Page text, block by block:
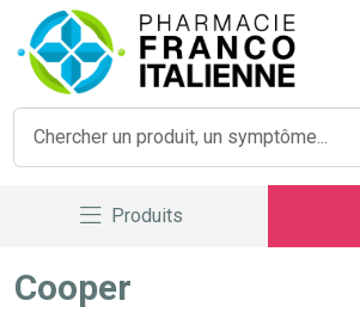
Produits
Cooper